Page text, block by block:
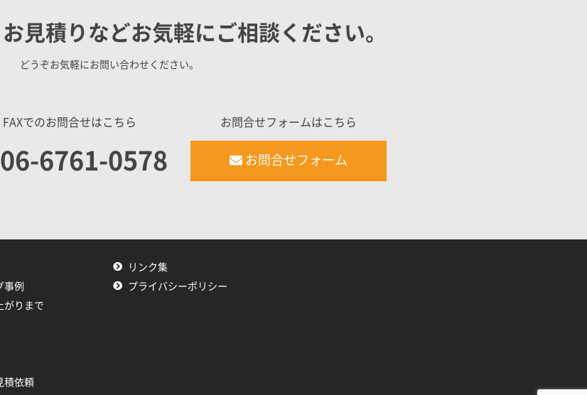
見積りなどお気軽にご相談ください。
どうぞお気軽にお問い合わせください。
FAXでのお問合せはこちら
06-6761-0578
お問合せフォームはこちら
お問合せフォーム
事例
がりまで
積依頼
リンク集
プライバシーポリシー